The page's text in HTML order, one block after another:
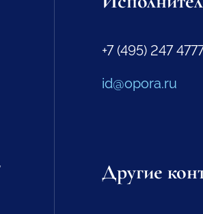
+7 (495) 247
id@opora.ru
Другие